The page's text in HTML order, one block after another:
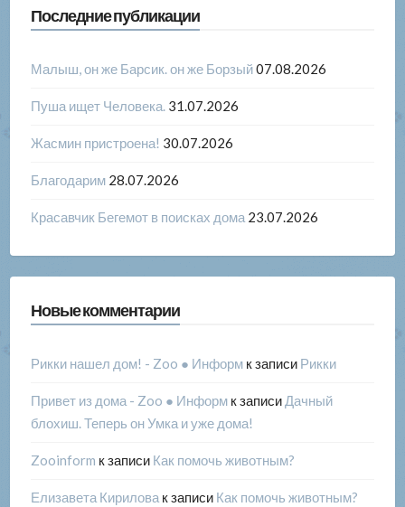
Последние публикации
Малыш, он же Барсик. он же Борзый07.08.2026
Пуша ищет Человека. 31.07.2026
Жасмин пристроена! 30.07.2026
Благодарим 28.07.2026
Красавчик Бегемот в поисках дома 23.07.2026
Новые комментарии
Рикки нашел дом! - Zoo ● Информк записи Рикки
Привет из дома - Zoo ● Информк записи Дачный
блохиш. Теперь он Умка и уже дома!
Zooinform к записи Как помочь животным?
Елизавета Кириловак записи Как помочь животным?